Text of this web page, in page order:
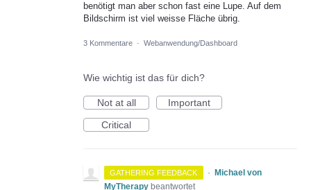
benötigt man aber schon fast eine Lupe. Auf dem
Bildschirm ist viel weisse Fläche übrig.
3 Kommentare · Webanwendung/Dashboard
Wie wichtig ist das für dich?
Not at all
Important
Critical
GATHERING FEEDBACK · Michael von
MyTherapy beantwortet